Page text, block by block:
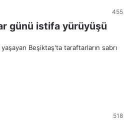
455
günü istifa yürüyüşü
Beşiktaş'ta taraftarların sabrı
518